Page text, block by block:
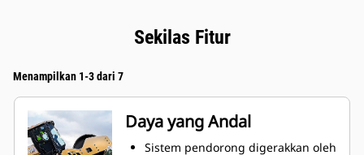
Sekilas Fitur
Menampilkan 1-3 dari 7
Daya yang Andal
Sistem pendorong digerakkan oleh